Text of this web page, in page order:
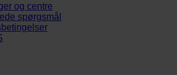
og centre
spørgsmål